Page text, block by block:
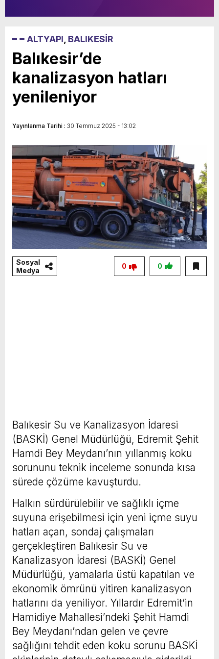
ALTYAPI BALIKESİR
Balıkesir’de
kanalizasyon hatları
yenileniyor
Yayınlanma Tarihi : 30 Temmuz 2025 - 13:02
Sosyal
Medya
0
0
Balıkesir Su ve Kanalizasyon İdaresi
(BASKİ) Genel Müdürlüğü, Edremit Şehit
Hamdi Bey Meydanı’nın yıllanmış koku
sorununu teknik inceleme sonunda kısa
sürede çözüme kavuşturdu.
Halkın sürdürülebilir ve sağlıklı içme
suyuna erişebilmesi için yeni içme suyu
hatları açan, sondaj çalışmaları
gerçekleştiren Balıkesir Su ve
Kanalizasyon İdaresi (BASKİ) Genel
Müdürlüğü, yamalarla üstü kapatılan ve
ekonomik ömrünü yitiren kanalizasyon
hatlarını da yeniliyor. Yıllardır Edremit’in
Hamidiye Mahallesi’ndeki Şehit Hamdi
Bey Meydanı’ndan gelen ve çevre
sağlığını tehdit eden koku sorunu BASKİ